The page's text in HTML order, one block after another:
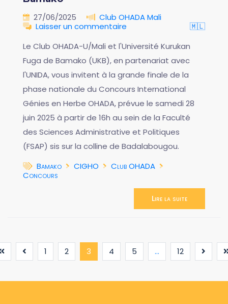
27/06/2025
Club OHADA Mali
Laisser un commentaire
🇲🇱
Le Club OHADA-U/Mali et l'Université Kurukan
Fuga de Bamako (UKB), en partenariat avec
l'UNIDA, vous invitent à la grande finale de la
phase nationale du Concours International
Génies en Herbe OHADA, prévue le samedi 28
juin 2025 à partir de 16h au sein de la Faculté
des Sciences Administrative et Politiques
(FSAP) sis sur la colline de Badalabougou.
Bamako
CIGHO
Club OHADA
Concours
Lire la suite
1 2 3 (current)
4 5 ... 12